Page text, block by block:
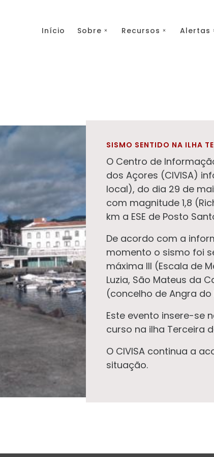
Início Sobre Recursos Alertas
SISMO SENTIDO NA ILHA
O Centro de
dos Açores (CIVISA)
local), do dia 29 de
com magnitude 1,8
km a ESE de Posto
De acordo com a
momento o sismo foi
máxima III (Escala de
Luzia, São Mateus da
(concelho de Angra
Este evento insere-se
curso na ilha Terceira
O CIVISA continua a
situação.